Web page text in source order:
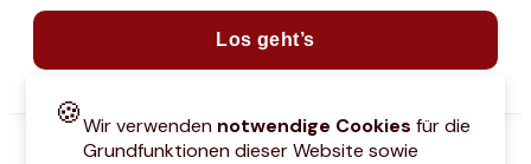
Los geht’s
🍪Wir verwenden notwendige Cookies für die
Grundfunktionen dieser Website sowie